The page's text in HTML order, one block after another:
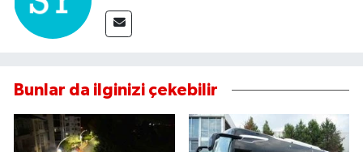
Bunlar da ilginizi çekebilir